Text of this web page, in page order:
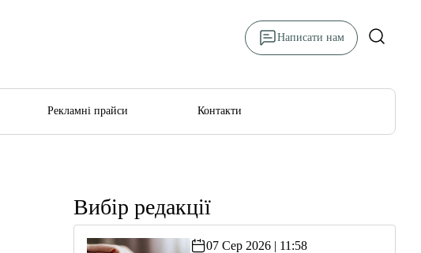
Написати нам
Рекламні прайси Контакти
Вибір редакції
07 Сер 2026 | 11:58